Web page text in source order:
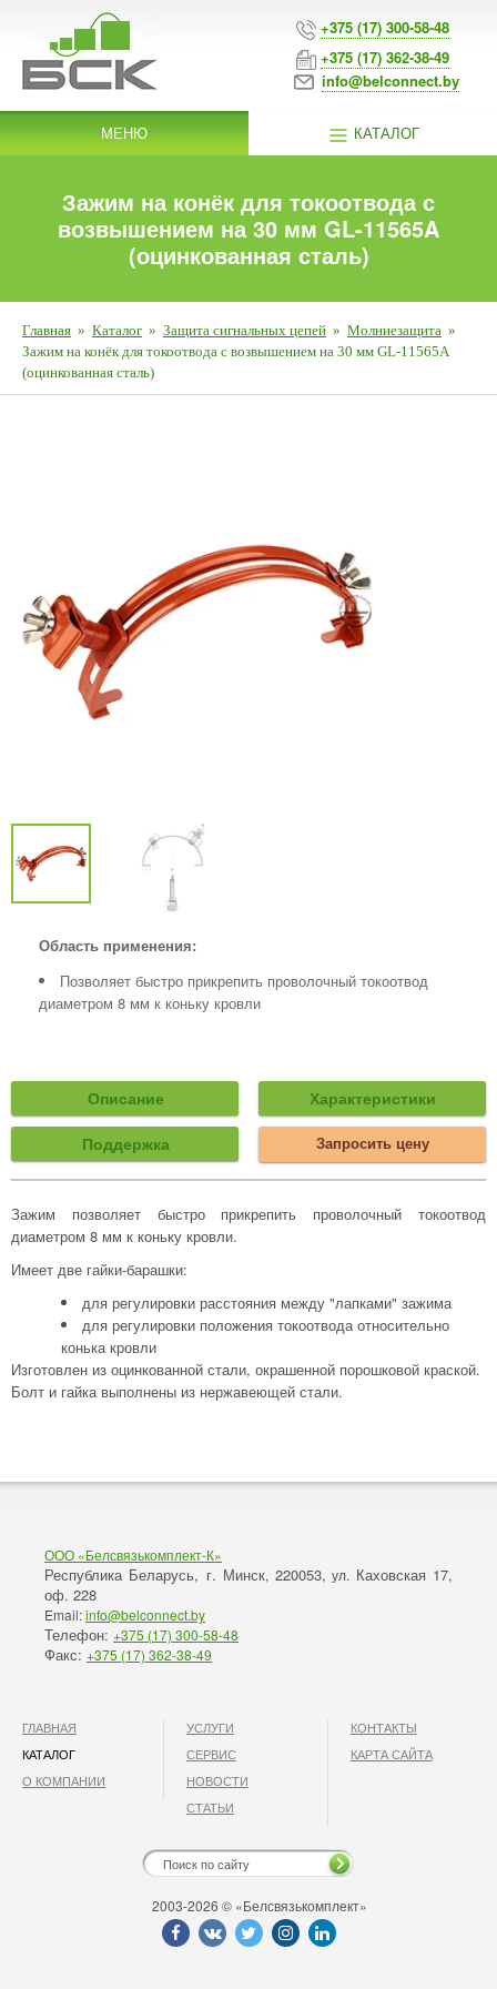
+375 (17) 300-58-48
+375 (17) 362-38-49
info@belconnect.by
МЕНЮ КАТАЛОГ
Зажим на конёк для токоотвода с
возвышением на 30 мм GL-11565A
(оцинкованная сталь)
Главная » Каталог » Защита сигнальных цепей » Молниезащита »
Зажим на конёк для токоотвода с возвышением на 30 мм GL-11565A
(оцинкованная сталь)
Область применения:
Позволяет быстро прикрепить проволочный токоотвод
диаметром 8 мм к коньку кровли
Описание Характеристики
Поддержка Запросить цену
Зажим позволяет быстро прикрепить проволочный токоотвод
диаметром 8 мм к коньку кровли.
Имеет две гайки-барашки:
для регулировки расстояния между "лапками" зажима
для регулировки положения токоотвода относительно
конька кровли
Изготовлен из оцинкованной стали, окрашенной порошковой краской.
Болт и гайка выполнены из нержавеющей стали.
ООО «Белсвязькомплект-К»
Республика Беларусь, г. Минск, 220053, ул. Каховская 17,
оф. 228
Email:info@belconnect.by
Телефон: +375 (17) 300-58-48
Факс: +375 (17) 362-38-49
ГЛАВНАЯ
КАТАЛОГ
О КОМПАНИИ
УСЛУГИ
СЕРВИС
НОВОСТИ
СТАТЬИ
КОНТАКТЫ
КАРТА САЙТА
2003-2026 © «Белсвязькомплект»